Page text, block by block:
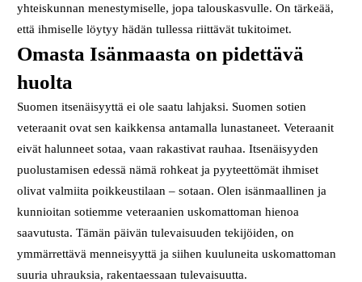
yhteiskunnan menestymiselle, jopa talouskasvulle. On tärkeää,
että ihmiselle löytyy hädän tullessa riittävät tukitoimet.
Omasta Isänmaasta on pidettävä
huolta
Suomen itsenäisyyttä ei ole saatu lahjaksi. Suomen sotien
veteraanit ovat sen kaikkensa antamalla lunastaneet. Veteraanit
eivät halunneet sotaa, vaan rakastivat rauhaa. Itsenäisyyden
puolustamisen edessä nämä rohkeat ja pyyteettömät ihmiset
olivat valmiita poikkeustilaan – sotaan. Olen isänmaallinen ja
kunnioitan sotiemme veteraanien uskomattoman hienoa
saavutusta. Tämän päivän tulevaisuuden tekijöiden, on
ymmärrettävä menneisyyttä ja siihen kuuluneita uskomattoman
suuria uhrauksia, rakentaessaan tulevaisuutta.